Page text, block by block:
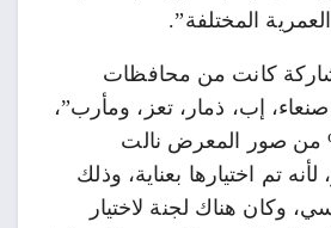
المختلفة”.
كانت من محافظات
إب، ذمار، تعز، ومأرب”،
إلى أن 90% من صور المعرض نالت
تم اختيارها بعناية، وذلك
وكان هناك لجنة لاختيار